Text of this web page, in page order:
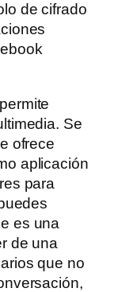
de cifrado
Se
ofrece
aplicación
para
es una
de una
que no